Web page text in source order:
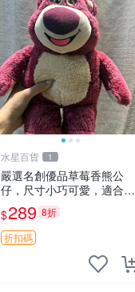
水星百貨 1
嚴選名創優品草莓香熊公
仔，尺寸小巧可愛，適合收
藏賞玩 30cm 玩具 公仔 草
莓熊
$289 8折
折扣碼